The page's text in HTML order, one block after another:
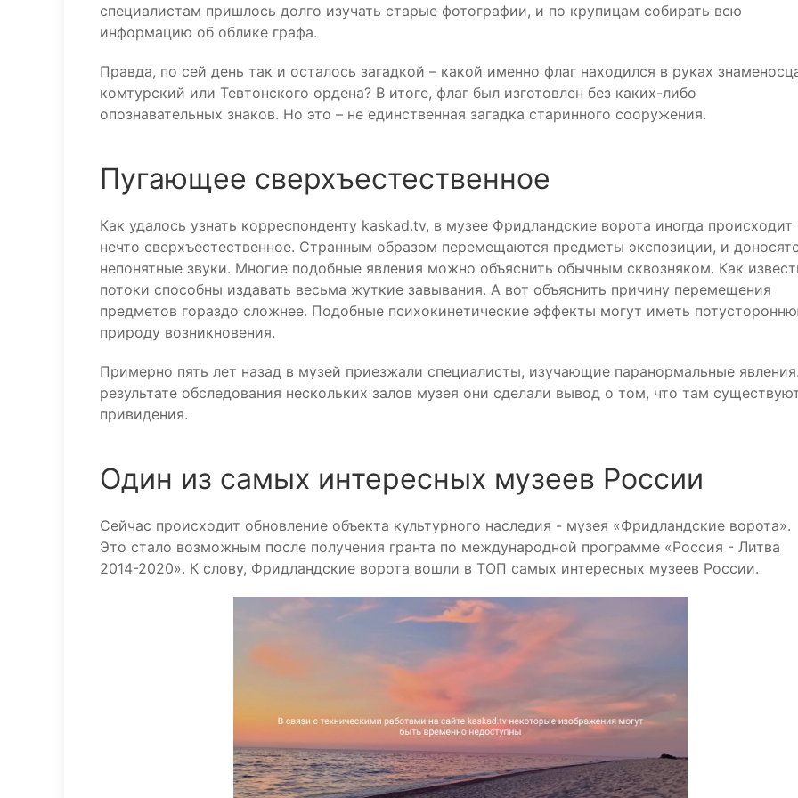
специалистам пришлось долго изучать старые фотографии, и по крупицам собирать всю
информацию об облике графа.
Правда, по сей день так и осталось загадкой – какой именно флаг находился в руках
комтурский или Тевтонского ордена? В итоге, флаг был изготовлен без каких-либо
опознавательных знаков. Но это – не единственная загадка старинного сооружения.
Пугающее сверхъестественное
Как удалось узнать корреспонденту kaskad.tv, в музее Фридландские ворота иногда происходит
нечто сверхъестественное. Странным образом перемещаются предметы экспозиции, и
непонятные звуки. Многие подобные явления можно объяснить обычным сквозняком. Как
потоки способны издавать весьма жуткие завывания. А вот объяснить причину перемещения
предметов гораздо сложнее. Подобные психокинетические эффекты могут иметь
природу возникновения.
Примерно пять лет назад в музей приезжали специалисты, изучающие паранормальные
результате обследования нескольких залов музея они сделали вывод о том, что там
привидения.
Один из самых интересных музеев России
Сейчас происходит обновление объекта культурного наследия - музея «Фридландские ворота».
Это стало возможным после получения гранта по международной программе «Россия - Литва
2014-2020». К слову, Фридландские ворота вошли в ТОП самых интересных музеев России.